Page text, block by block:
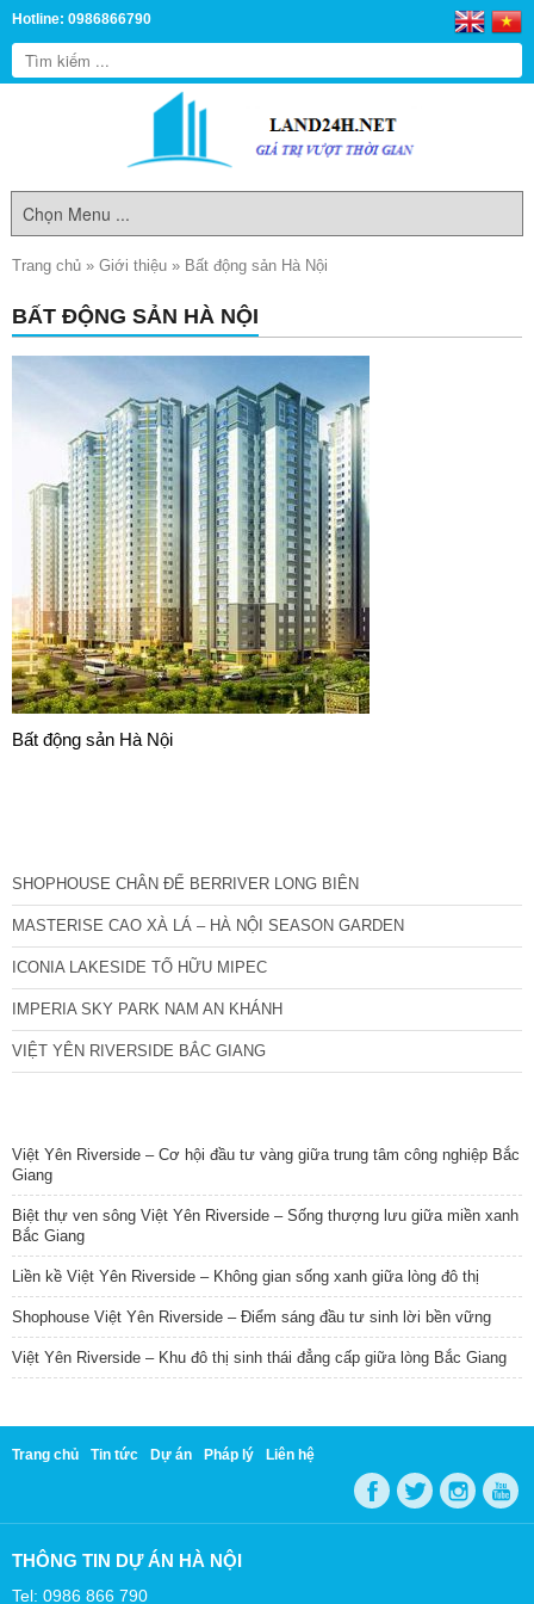
Hotline: 0986866790
Trang chủ » Giới thiệu » Bất động sản Hà Nội
BẤT ĐỘNG SẢN HÀ NỘI
Bất động sản Hà Nội
SHOPHOUSE CHÂN ĐẾ BERRIVER LONG BIÊN
MASTERISE CAO XÀ LÁ – HÀ NỘI SEASON GARDEN
ICONIA LAKESIDE TỐ HỮU MIPEC
IMPERIA SKY PARK NAM AN KHÁNH
VIỆT YÊN RIVERSIDE BẮC GIANG
Việt Yên Riverside – Cơ hội đầu tư vàng giữa trung tâm công nghiệp Bắc
Giang
Biệt thự ven sông Việt Yên Riverside – Sống thượng lưu giữa miền xanh
Bắc Giang
Liền kề Việt Yên Riverside – Không gian sống xanh giữa lòng đô thị
Shophouse Việt Yên Riverside – Điểm sáng đầu tư sinh lời bền vững
Việt Yên Riverside – Khu đô thị sinh thái đẳng cấp giữa lòng Bắc Giang
Trang chủ Tin tức Dự án Pháp lý Liên hệ
THÔNG TIN DỰ ÁN HÀ NỘI
Tel: 0986 866 790